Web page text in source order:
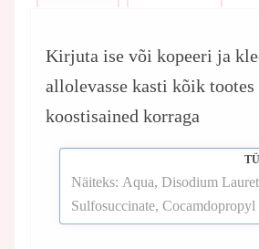
Kirjuta ise või kopeeri ja
allolevasse kasti kõik tootes
koostisained korraga